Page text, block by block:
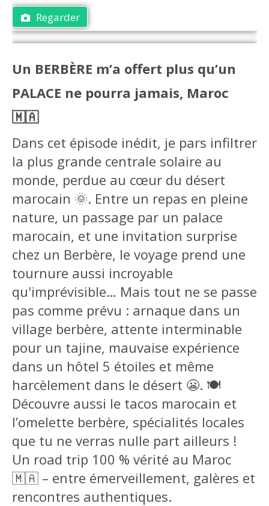
Regarder
Un BERBÈRE m’a offert plus qu’un
PALACE ne pourra jamais, Maroc
🇲🇦
Dans cet épisode inédit, je pars infiltrer
la plus grande centrale solaire au
monde, perdue au cœur du désert
marocain 🌞. Entre un repas en pleine
nature, un passage par un palace
marocain, et une invitation surprise
chez un Berbère, le voyage prend une
tournure aussi incroyable
qu'imprévisible… Mais tout ne se passe
pas comme prévu : arnaque dans un
village berbère, attente interminable
pour un tajine, mauvaise expérience
dans un hôtel 5 étoiles et même
harcèlement dans le désert 😬. 🍽️
Découvre aussi le tacos marocain et
l’omelette berbère, spécialités locales
que tu ne verras nulle part ailleurs !
Un road trip 100 % vérité au Maroc
🇲🇦 – entre émerveillement, galères et
rencontres authentiques.